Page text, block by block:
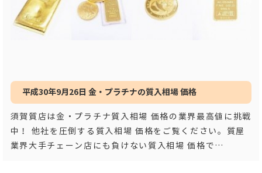
平成30年9月26日 金・プラチナの質入相場 価格
須賀質店は金・プラチナ質入相場 価格の業界最高値に挑戦
中！ 他社を圧倒する質入相場 価格をご覧ください。質屋
業界大手チェーン店にも負けない質入相場 価格で